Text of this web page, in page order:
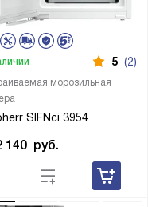
морозильная
SIFNci 3954
5 (2)
140 руб.